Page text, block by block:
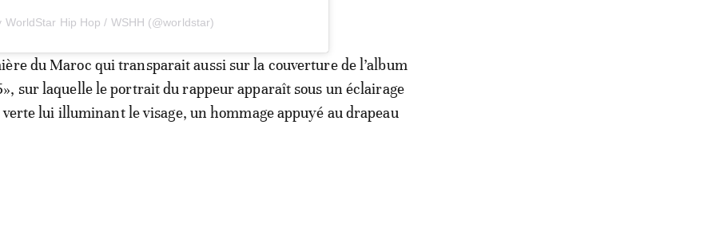
WorldStar Hip Hop / WSHH (@worldstar)
du Maroc qui transparait aussi sur la couverture de l’album
sur laquelle le portrait du rappeur apparaît sous un éclairage
lui illuminant le visage, un hommage appuyé au drapeau